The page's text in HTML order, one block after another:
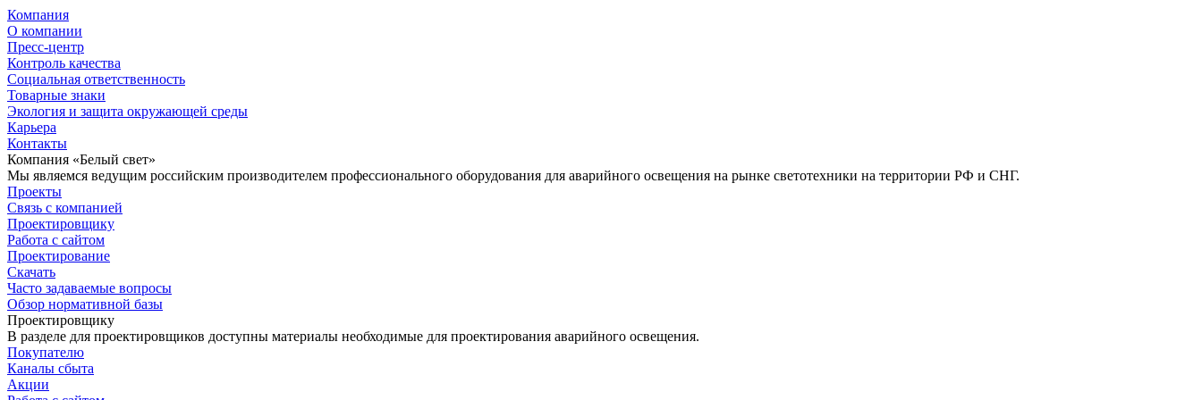
Компания
О компании
Пресс-центр
Контроль качества
Социальная ответственность
Товарные знаки
Экология и защита окружающей среды
Карьера
Контакты
Компания «Белый свет»
Мы являемся ведущим российским производителем профессионального оборудования для аварийного освещения на рынке светотехники на территории РФ и СНГ.
Проекты
Связь с компанией
Проектировщику
Работа с сайтом
Проектирование
Скачать
Часто задаваемые вопросы
Обзор нормативной базы
Проектировщику
В разделе для проектировщиков доступны материалы необходимые для проектирования аварийного освещения.
Покупателю
Каналы сбыта
Акции